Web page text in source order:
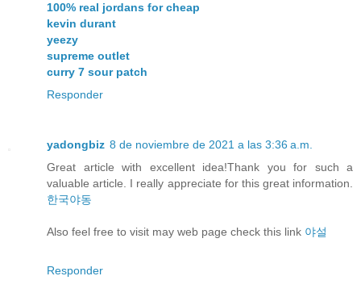
100% real jordans for cheap
kevin durant
yeezy
supreme outlet
curry 7 sour patch
Responder
yadongbiz 8 de noviembre de 2021 a las 3:36 a.m.
Great article with excellent idea!Thank you for such a
valuable article. I really appreciate for this great information.
한국야동
Also feel free to visit may web page check this link 야설
Responder